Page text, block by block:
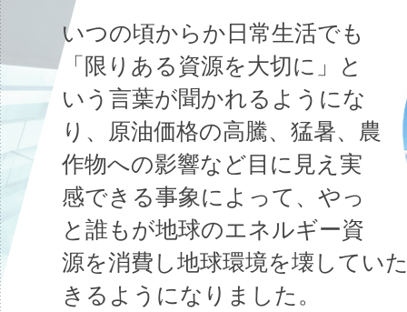
いつの頃からか日常生活でも
「限りある資源を大切に」と
いう言葉が聞かれるようにな
り、原油価格の高騰、猛暑、農
作物への影響など目に見え実
感できる事象によって、やっ
と誰もが地球のエネルギー資
源を消費し地球環境を壊してい
きるようになりました。